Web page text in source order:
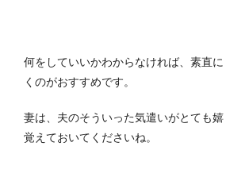
何をしていいかわからなければ、素直
くのがおすすめです。
妻は、夫のそういった気遣いがとても嬉
覚えておいてくださいね。